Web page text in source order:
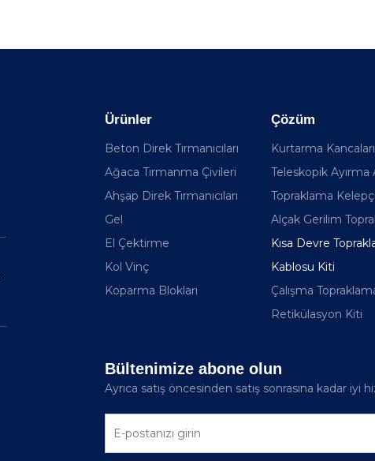
Ürünler
Beton Direk Tırmanıcıları
Ağaca Tırmanma Çivileri
Ahşap Direk Tırmanıcıları
Gel
El Çektirme
Kol Vinç
Koparma Blokları
Çözüm
Kurtarma Kancaları
Teleskopik Ayırma
Topraklama
Alçak Gerilim
Kısa Devre
Kablosu Kiti
Çalışma
Retikülasyon Kiti
Bültenimize abone olun
Ayrıca satış öncesinden satış sonrasına kadar iyi